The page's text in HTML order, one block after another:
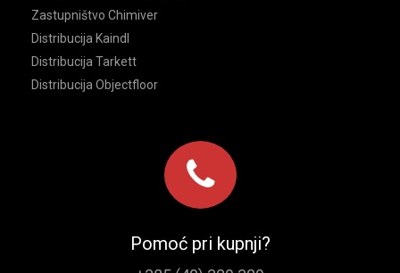
Zastupništvo Chimiver
Distribucija Kaindl
Distribucija Tarkett
Distribucija Objectfloor
Pomoć pri kupnji?